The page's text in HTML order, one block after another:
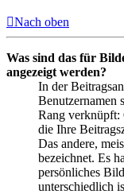
Nach oben
Was sind das für
angezeigt werden?
In der
Benutzernamen
Rang verknüpft:
die Ihre
Das andere,
bezeichnet. Es
persönliches
unterschiedlich